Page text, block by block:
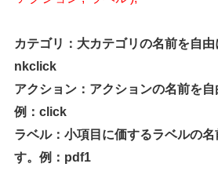
カテゴリ：大カテゴリの名前を自
nkclick
アクション：アクションの名前を自
例：click
ラベル：小項目に価するラベルの名
す。例：pdf1